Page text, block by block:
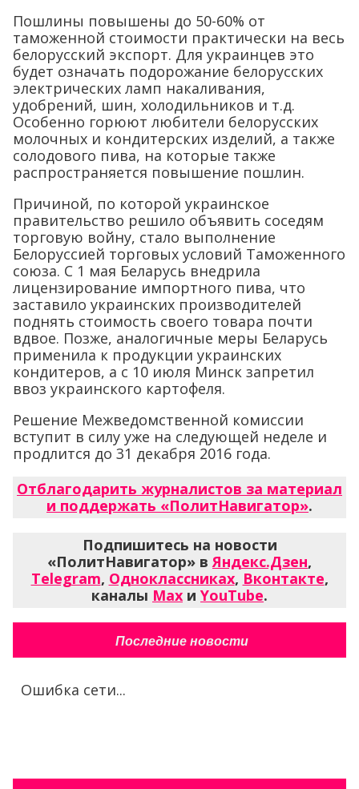
Пошлины повышены до 50-60% от
таможенной стоимости практически на весь
белорусский экспорт. Для украинцев это
будет означать подорожание белорусских
электрических ламп накаливания,
удобрений, шин, холодильников и т.д.
Особенно горюют любители белорусских
молочных и кондитерских изделий, а также
солодового пива, на которые также
распространяется повышение пошлин.
Причиной, по которой украинское
правительство решило объявить соседям
торговую войну, стало выполнение
Белоруссией торговых условий Таможенного
союза. С 1 мая Беларусь внедрила
лицензирование импортного пива, что
заставило украинских производителей
поднять стоимость своего товара почти
вдвое. Позже, аналогичные меры Беларусь
применила к продукции украинских
кондитеров, а с 10 июля Минск запретил
ввоз украинского картофеля.
Решение Межведомственной комиссии
вступит в силу уже на следующей неделе и
продлится до 31 декабря 2016 года.
Отблагодарить журналистов за материал
и поддержать «ПолитНавигатор».
Подпишитесь на новости
«ПолитНавигатор» в Яндекс.Дзен,
Telegram, Одноклассниках, Вконтакте,
каналы Max и YouTube.
Последние новости
Ошибка сети...